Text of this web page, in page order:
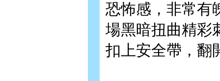
恐怖感，非常有
場黑暗扭曲精彩
扣上安全帶，翻